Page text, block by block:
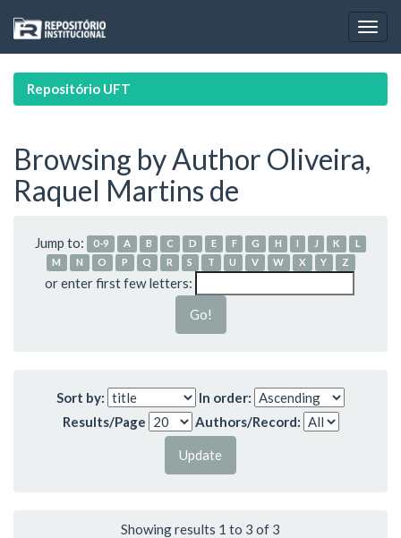
navigation
Repositório UFT
Browsing by Author Oliveira,
Raquel Martins de
Jump to: 0-9 A B C D E F G H I J K
L
M
N O P Q R S T U V W X Y Z
or enter first few letters:
Sort by:
In order:
Results/Page
Authors/Record:
Showing results 1 to 3 of 3